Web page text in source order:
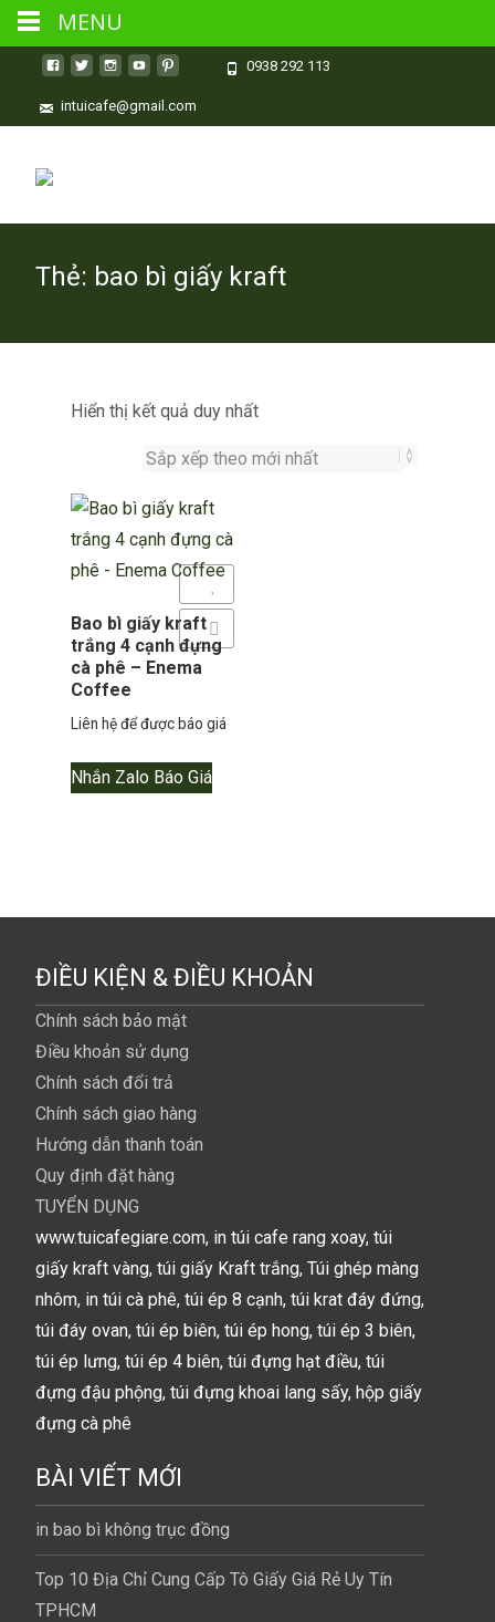
0938 292 113
intuicafe@gmail.com
Thẻ: bao bì giấy kraft
Hiển thị kết quả duy nhất
Bao bì giấy kraft
trắng 4 cạnh đựng
cà phê – Enema
Coffee
Liên hệ để được báo giá
Nhắn Zalo Báo Giá
Thêm so sánh
ĐIỀU KIỆN & ĐIỀU KHOẢN
Chính sách bảo mật
Điều khoản sử dụng
Chính sách đổi trả
Chính sách giao hàng
Hướng dẫn thanh toán
Quy định đặt hàng
TUYỂN DỤNG
www.tuicafegiare.com, in túi cafe rang xoay, túi
giấy kraft vàng, túi giấy Kraft trắng, Túi ghép màng
nhôm, in túi cà phê, túi ép 8 cạnh, túi krat đáy đứng,
túi đáy ovan, túi ép biên, túi ép hong, túi ép 3 biên,
túi ép lưng, túi ép 4 biên, túi đựng hạt điều, túi
đựng đậu phộng, túi đựng khoai lang sấy, hộp giấy
đựng cà phê
BÀI VIẾT MỚI
in bao bì không trục đồng
Top 10 Địa Chỉ Cung Cấp Tô Giấy Giá Rẻ Uy Tín
TPHCM
MENU